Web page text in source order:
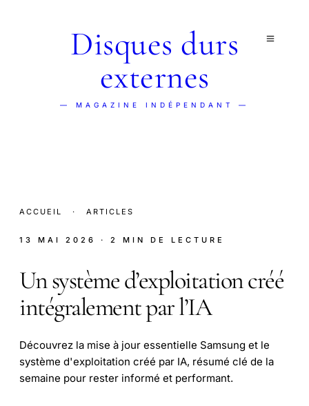
Disques durs
externes
— MAGAZINE INDÉPENDANT —
ACCUEIL · ARTICLES
13 MAI 2026 · 2 MIN DE LECTURE
Un système d’exploitation créé
intégralement par l’IA
Découvrez la mise à jour essentielle Samsung et le
système d'exploitation créé par IA, résumé clé de la
semaine pour rester informé et performant.